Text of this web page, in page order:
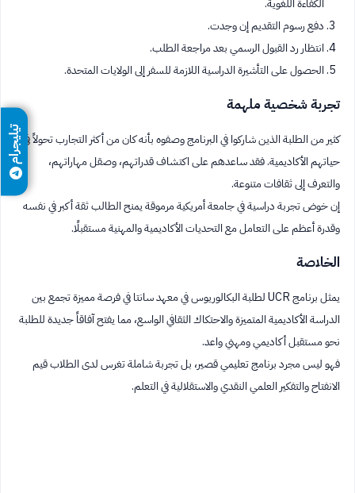
دفع رسوم التقديم إن وجدت.
انتظار رد القبول الرسمي بعد مراجعة الطلب.
الحصول على التأشيرة الدراسية اللازمة للسفر إلى الولايات المتحدة.
تجربة شخصية ملهمة
كثير من الطلبة الذين شاركوا في البرنامج وصفوه بأنه كان من أكثر التجارب تحولاً في
حياتهم الأكاديمية. فقد ساعدهم على اكتشاف قدراتهم، وصقل مهاراتهم،
والتعرف إلى ثقافات متنوعة.
إن خوض تجربة دراسية في جامعة أمريكية مرموقة يمنح الطالب ثقة أكبر في نفسه
وقدرة أعظم على التعامل مع التحديات الأكاديمية والمهنية مستقبلًا.
الخلاصة
يمثل برنامج UCR لطلبة البكالوريوس في معهد سانتا في فرصة مميزة تجمع بين
الدراسة الأكاديمية المتميزة والاحتكاك الثقافي الواسع، مما يفتح آفاقاً جديدة للطلبة
نحو مستقبل أكاديمي ومهني واعد.
فهو ليس مجرد برنامج تعليمي قصير، بل تجربة شاملة تغرس لدى الطلاب قيم
الانفتاح والتفكير العلمي النقدي والاستقلالية في التعلم.
تيليجرام